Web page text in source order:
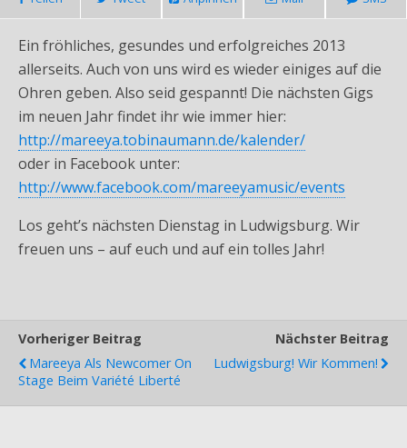
Ein fröhliches, gesundes und erfolgreiches 2013
allerseits. Auch von uns wird es wieder einiges auf die
Ohren geben. Also seid gespannt! Die nächsten Gigs
im neuen Jahr findet ihr wie immer hier:
http://mareeya.tobinaumann.de/kalender/
oder in Facebook unter:
http://www.facebook.com/mareeyamusic/events
Los geht’s nächsten Dienstag in Ludwigsburg. Wir
freuen uns – auf euch und auf ein tolles Jahr!
Vorheriger Beitrag
Mareeya Als Newcomer On
Stage Beim Variété Liberté
Nächster Beitrag
Ludwigsburg! Wir Kommen!